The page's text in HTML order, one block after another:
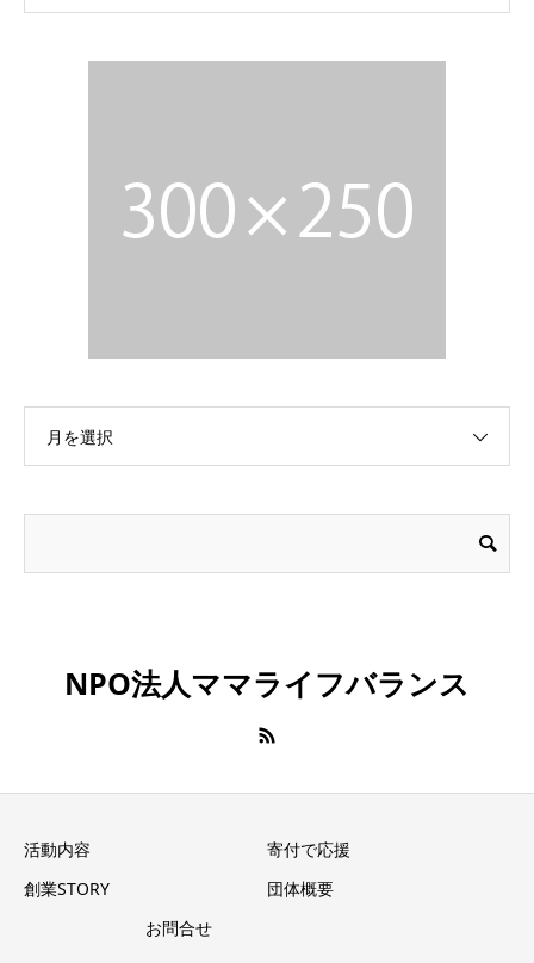
月を選択
NPO法人ママライフバランス
活動内容
寄付で応援
創業STORY
団体概要
お問合せ